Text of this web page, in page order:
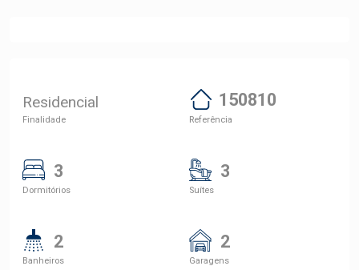
Residencial
Finalidade
150810
Referência
3
Dormitórios
3
Suítes
2
Banheiros
2
Garagens